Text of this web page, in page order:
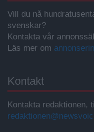
Vill du nå
svenskar?
Kontakta vår
Läs mer om
Kontakt
Kontakta redaktionen,